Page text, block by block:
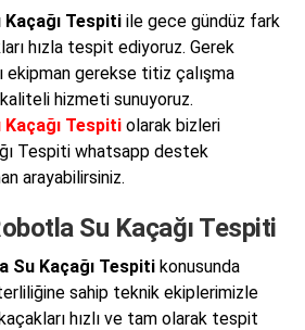
Tespiti ile gece gündüz fark
hızla tespit ediyoruz. Gerek
ekipman gerekse titiz çalışma
hizmeti sunuyoruz.
Tespiti olarak bizleri
Tespiti whatsapp destek
arayabilirsiniz.
Su Kaçağı Tespiti
Su Kaçağı Tespiti konusunda
sahip teknik ekiplerimizle
hızlı ve tam olarak tespit